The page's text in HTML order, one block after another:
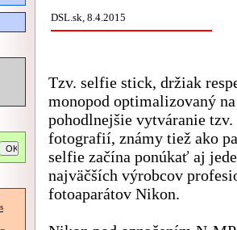
DSL.sk, 8.4.2015
Tzv. selfie stick, držiak
monopod optimalizovaný na
pohodlnejšie vytváranie
fotografií, známy tiež ako
selfie začína ponúkať aj
najväčších výrobcov
fotoaparátov Nikon.